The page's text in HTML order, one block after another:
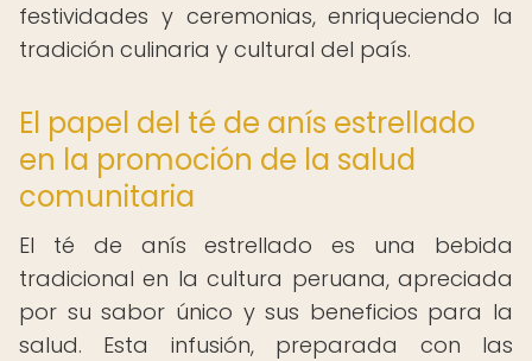
festividades y ceremonias, enriqueciendo la
tradición culinaria y cultural del país.
El papel del té de anís estrellado
en la promoción de la salud
comunitaria
El té de anís estrellado es una bebida
tradicional en la cultura peruana, apreciada
por su sabor único y sus beneficios para la
salud. Esta infusión, preparada con las